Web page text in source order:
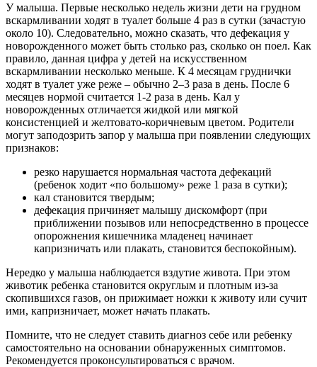
У малыша. Первые несколько недель жизни дети на грудном
вскармливании ходят в туалет больше 4 раз в сутки (зачастую
около 10). Следовательно, можно сказать, что дефекация у
новорожденного может быть столько раз, сколько он поел. Как
правило, данная цифра у детей на искусственном
вскармливании несколько меньше. К 4 месяцам груднички
ходят в туалет уже реже – обычно 2–3 раза в день. После 6
месяцев нормой считается 1-2 раза в день. Кал у
новорожденных отличается жидкой или мягкой
консистенцией и желтовато-коричневым цветом. Родители
могут заподозрить запор у малыша при появлении следующих
признаков:
резко нарушается нормальная частота дефекаций
(ребенок ходит «по большому» реже 1 раза в сутки);
кал становится твердым;
дефекация причиняет малышу дискомфорт (при
приближении позывов или непосредственно в процессе
опорожнения кишечника младенец начинает
капризничать или плакать, становится беспокойным).
Нередко у малыша наблюдается вздутие живота. При этом
животик ребенка становится округлым и плотным из-за
скопившихся газов, он прижимает ножки к животу или сучит
ими, капризничает, может начать плакать.
Помните, что не следует ставить диагноз себе или ребенку
самостоятельно на основании обнаруженных симптомов.
Рекомендуется проконсультироваться с врачом.